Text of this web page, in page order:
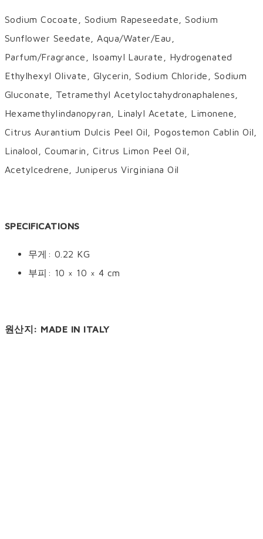
Sodium Cocoate, Sodium Rapeseedate, Sodium
Sunflower Seedate, Aqua/Water/Eau,
Parfum/Fragrance, Isoamyl Laurate, Hydrogenated
Ethylhexyl Olivate, Glycerin, Sodium Chloride, Sodium
Gluconate, Tetramethyl Acetyloctahydronaphalenes,
Hexamethylindanopyran, Linalyl Acetate, Limonene,
Citrus Aurantium Dulcis Peel Oil, Pogostemon Cablin Oil,
Linalool, Coumarin, Citrus Limon Peel Oil,
Acetylcedrene, Juniperus Virginiana Oil
SPECIFICATIONS
무게: 0.22 KG
부피: 10 × 10 × 4 cm
원산지: MADE IN ITALY